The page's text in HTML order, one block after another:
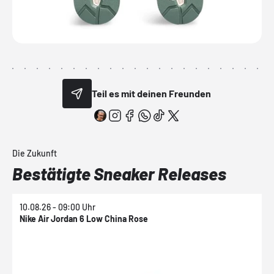
Teil es mit deinen Freunden
Die Zukunft
Bestätigte Sneaker Releases
10.08.26 - 09:00 Uhr
Nike Air Jordan 6 Low China Rose